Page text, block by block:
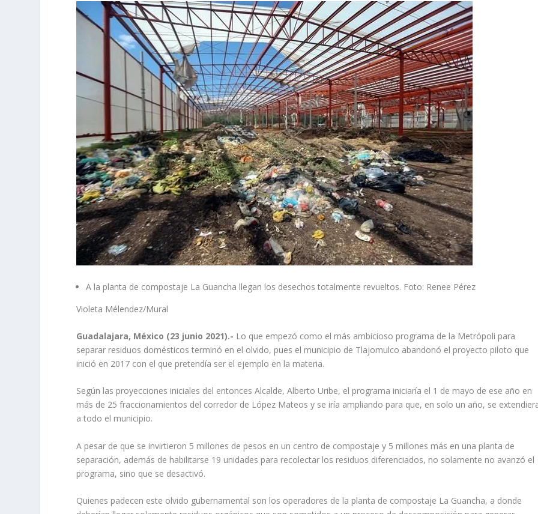
A la planta de compostaje La Guancha llegan los desechos totalmente revueltos. Foto: Renee Pérez
Violeta Mélendez/Mural
Guadalajara, México (23 junio 2021).- Lo que empezó como el más ambicioso programa de la Metrópoli para
separar residuos domésticos terminó en el olvido, pues el municipio de Tlajomulco abandonó el proyecto piloto que
inició en 2017 con el que pretendía ser el ejemplo en la materia.
Según las proyecciones iniciales del entonces Alcalde, Alberto Uribe, el programa iniciaría el 1 de mayo de ese año en
más de 25 fraccionamientos del corredor de López Mateos y se iría ampliando para que, en solo un año, se
a todo el municipio.
A pesar de que se invirtieron 5 millones de pesos en un centro de compostaje y 5 millones más en una planta de
separación, además de habilitarse 19 unidades para recolectar los residuos diferenciados, no solamente no avanzó el
programa, sino que se desactivó.
Quienes padecen este olvido gubernamental son los operadores de la planta de compostaje La Guancha, a donde